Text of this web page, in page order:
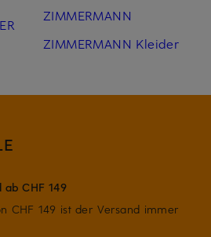
ZIMMERMANN
ZIMMERMANN Kleider
ab CHF 149
CHF 149 ist der Versand immer